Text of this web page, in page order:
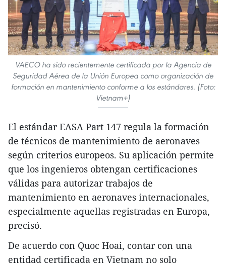
VAECO ha sido recientemente certificada por la Agencia de
Seguridad Aérea de la Unión Europea como organización de
formación en mantenimiento conforme a los estándares. (Foto:
Vietnam+)
El estándar EASA Part 147 regula la formación
de técnicos de mantenimiento de aeronaves
según criterios europeos. Su aplicación permite
que los ingenieros obtengan certificaciones
válidas para autorizar trabajos de
mantenimiento en aeronaves internacionales,
especialmente aquellas registradas en Europa,
precisó.
De acuerdo con Quoc Hoai, contar con una
entidad certificada en Vietnam no solo